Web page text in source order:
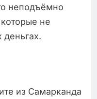
неподъёмно
не
деньгах.
из Самарканда